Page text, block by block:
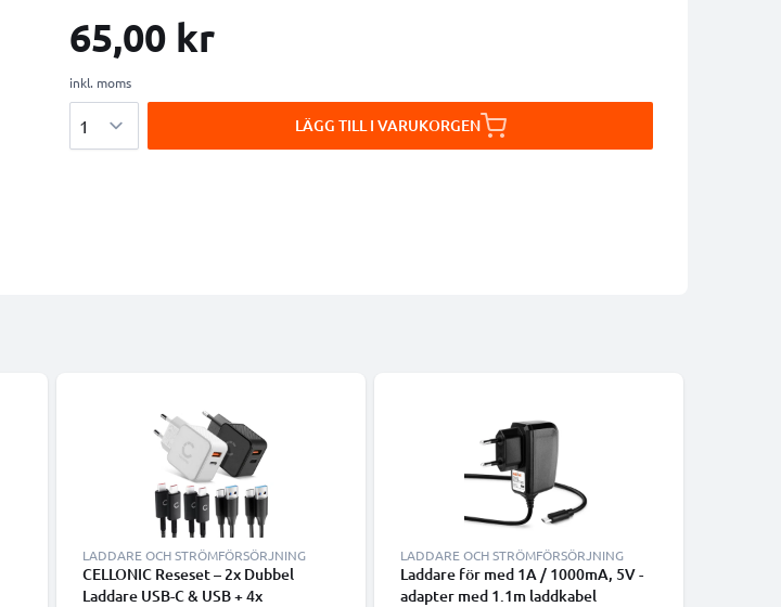
65,00 kr
inkl. moms
LÄGG TILL I VARUKORGEN
LADDARE OCH STRÖMFÖRSÖRJNING
CELLONIC Reseset – 2x Dubbel
Laddare USB-C & USB + 4x
LADDARE OCH STRÖMFÖRSÖRJNING
Laddare för med 1A / 1000mA, 5V -
adapter med 1.1m laddkabel